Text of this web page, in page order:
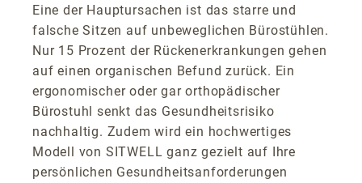
Eine der Hauptursachen ist das starre und
falsche Sitzen auf unbeweglichen Bürostühlen.
Nur 15 Prozent der Rückenerkrankungen gehen
auf einen organischen Befund zurück. Ein
ergonomischer oder gar orthopädischer
Bürostuhl senkt das Gesundheitsrisiko
nachhaltig. Zudem wird ein hochwertiges
Modell von SITWELL ganz gezielt auf Ihre
persönlichen Gesundheitsanforderungen